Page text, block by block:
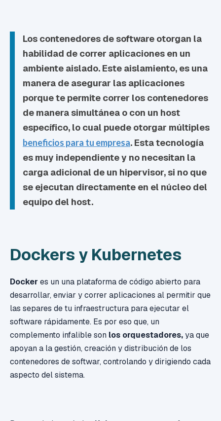
Los contenedores de software otorgan la
habilidad de correr aplicaciones en un
ambiente aislado. Este aislamiento, es una
manera de asegurar las aplicaciones
porque te permite correr los contenedores
de manera simultánea o con un host
específico, lo cual puede otorgar múltiples
beneficios para tu empresa. Esta tecnología
es muy independiente y no necesitan la
carga adicional de un hipervisor, si no que
se ejecutan directamente en el núcleo del
equipo del host.
Dockers y Kubernetes
Docker es un una plataforma de código abierto para
desarrollar, enviar y correr aplicaciones al permitir que
las separes de tu infraestructura para ejecutar el
software rápidamente. Es por eso que, un
complemento infalible son los orquestadores,ya que
apoyan a la gestión, creación y distribución de los
contenedores de softwar, controlando y dirigiendo cada
aspecto del sistema.